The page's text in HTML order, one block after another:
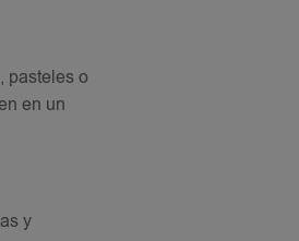
pasteles o
en un
y